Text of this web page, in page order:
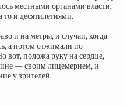
местными органами власти,
и десятилетиями.
и на метры, и случаи, когда
а потом отжимали по
вот, положа руку на сердце,
— своим лицемерием, и
у зрителей.